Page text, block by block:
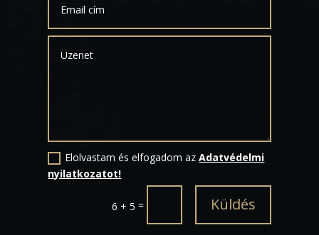
Elolvastam és elfogadom azAdatvédelmi
nyilatkozatot!
6 + 5 = Küldés